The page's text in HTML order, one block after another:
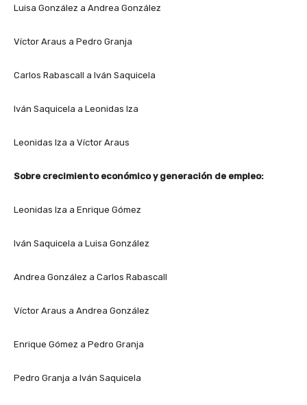
Luisa González a Andrea González
Víctor Araus a Pedro Granja
Carlos Rabascall a Iván Saquicela
Iván Saquicela a Leonidas Iza
Leonidas Iza a Víctor Araus
Sobre crecimiento económico y generación de empleo:
Leonidas Iza a Enrique Gómez
Iván Saquicela a Luisa González
Andrea González a Carlos Rabascall
Víctor Araus a Andrea González
Enrique Gómez a Pedro Granja
Pedro Granja a Iván Saquicela